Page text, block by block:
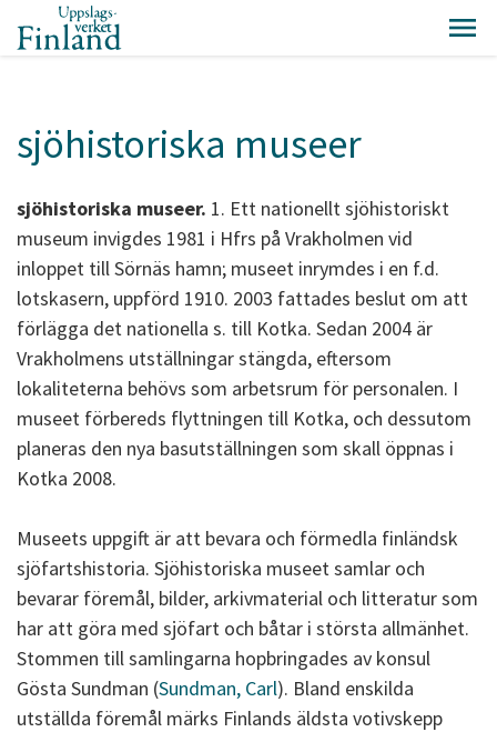
sjöhistoriska museer
sjöhistoriska museer. 1. Ett nationellt sjöhistoriskt
museum invigdes 1981 i Hfrs på Vrakholmen vid
inloppet till Sörnäs hamn; museet inrymdes i en f.d.
lotskasern, uppförd 1910. 2003 fattades beslut om att
förlägga det nationella s. till Kotka. Sedan 2004 är
Vrakholmens utställningar stängda, eftersom
lokaliteterna behövs som arbetsrum för personalen. I
museet förbereds flyttningen till Kotka, och dessutom
planeras den nya basutställningen som skall öppnas i
Kotka 2008.
Museets uppgift är att bevara och förmedla finländsk
sjöfartshistoria. Sjöhistoriska museet samlar och
bevarar föremål, bilder, arkivmaterial och litteratur som
har att göra med sjöfart och båtar i största allmänhet.
Stommen till samlingarna hopbringades av konsul
Gösta Sundman (Sundman, Carl). Bland enskilda
utställda föremål märks Finlands äldsta votivskepp